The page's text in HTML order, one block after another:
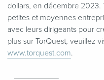
dollars, en décembre 2023.
petites et moyennes
avec leurs dirigeants pour
plus sur TorQuest, veuillez
www​.torquest​.com.